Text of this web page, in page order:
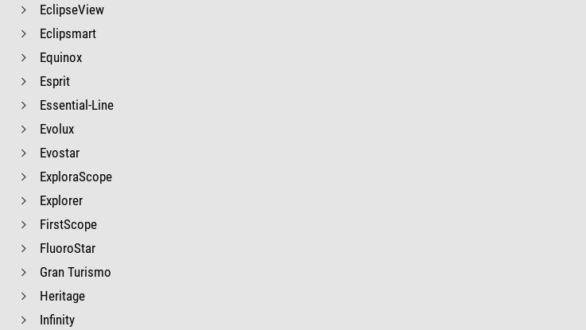
EclipseView
Eclipsmart
Equinox
Esprit
Essential-Line
Evolux
Evostar
ExploraScope
Explorer
FirstScope
FluoroStar
Gran Turismo
Heritage
Infinity